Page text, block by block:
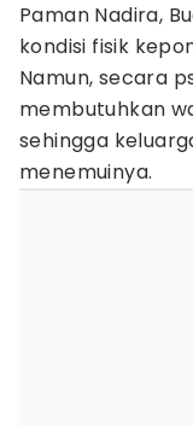
Paman Nadira,
kondisi fisik
Namun, secara
membutuhkan
sehingga
menemuinya.